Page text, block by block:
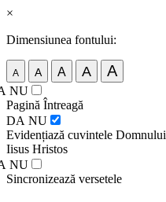
×
Dimensiunea fontului:
A A A A A
NU
Pagină Întreagă
DA NU
Evidențiază cuvintele
Iisus Hristos
NU
Sincronizează versetele